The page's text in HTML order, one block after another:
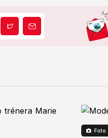
Foto